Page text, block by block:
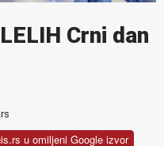
Crni dan
u omiljeni Google izvor